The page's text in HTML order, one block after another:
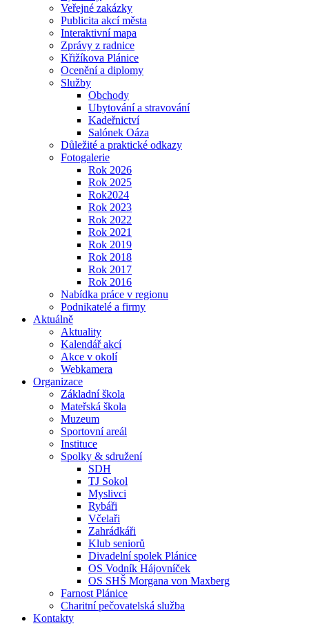
Veřejné zakázky
Publicita akcí města
Interaktivní mapa
Zprávy z radnice
Křižíkova Plánice
Ocenění a diplomy
Služby
Obchody
Ubytování a stravování
Kadeřnictví
Salónek Oáza
Důležité a praktické odkazy
Fotogalerie
Rok 2026
Rok 2025
Rok2024
Rok 2023
Rok 2022
Rok 2021
Rok 2019
Rok 2018
Rok 2017
Rok 2016
Nabídka práce v regionu
Podnikatelé a firmy
Aktuálně
Aktuality
Kalendář akcí
Akce v okolí
Webkamera
Organizace
Základní škola
Mateřská škola
Muzeum
Sportovní areál
Instituce
Spolky & sdružení
SDH
TJ Sokol
Myslivci
Rybáři
Včelaři
Zahrádkáři
Klub seniorů
Divadelní spolek Plánice
OS Vodník Hájovníček
OS SHŠ Morgana von Maxberg
Farnost Plánice
Charitní pečovatelská služba
Kontakty